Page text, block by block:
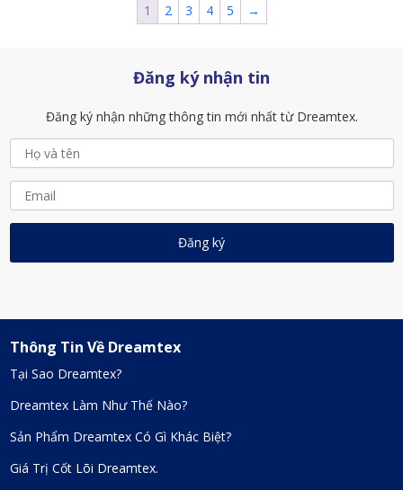
1 2 3 4 5 →
Đăng ký nhận tin
Đăng ký nhận những thông tin mới nhất từ Dreamtex.
Thông Tin Về Dreamtex
Tại Sao Dreamtex?
Dreamtex Làm Như Thế Nào?
Sản Phẩm Dreamtex Có Gì Khác Biệt?
Giá Trị Cốt Lõi Dreamtex.